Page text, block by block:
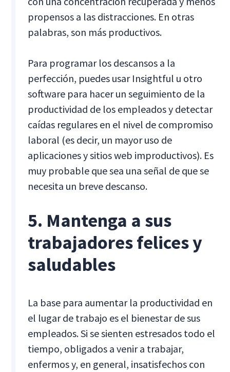
propensos a las distracciones. En otras
palabras, son más productivos.
Para programar los descansos a la
perfección, puedes usar Insightful u otro
software para hacer un seguimiento de la
productividad de los empleados y detectar
caídas regulares en el nivel de compromiso
laboral (es decir, un mayor uso de
aplicaciones y sitios web improductivos). Es
muy probable que sea una señal de que se
necesita un breve descanso.
5. Mantenga a sus
trabajadores felices y
saludables
La base para aumentar la productividad en
el lugar de trabajo es el bienestar de sus
empleados. Si se sienten estresados todo el
tiempo, obligados a venir a trabajar,
enfermos y, en general, insatisfechos con